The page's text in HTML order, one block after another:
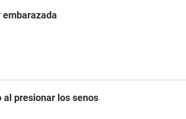
presionar los senos